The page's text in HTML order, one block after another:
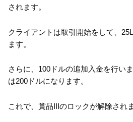
されます。
クライアントは取引開始をして、
ます。
さらに、100ドルの追加入金を行い
は200ドルになります。
これで、賞品IIIのロックが解除されま